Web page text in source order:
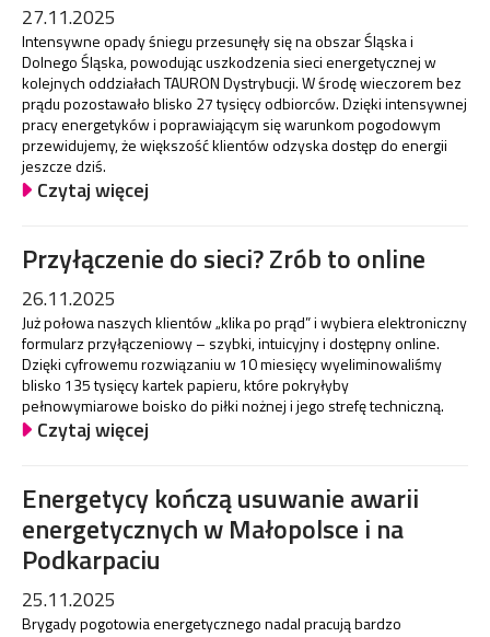
27.11.2025
Intensywne opady śniegu przesunęły się na obszar Śląska i
Dolnego Śląska, powodując uszkodzenia sieci energetycznej w
kolejnych oddziałach TAURON Dystrybucji. W środę wieczorem bez
prądu pozostawało blisko 27 tysięcy odbiorców. Dzięki intensywnej
pracy energetyków i poprawiającym się warunkom pogodowym
przewidujemy, że większość klientów odzyska dostęp do energii
jeszcze dziś.
Czytaj więcej
Przyłączenie do sieci? Zrób to online
26.11.2025
Już połowa naszych klientów „klika po prąd” i wybiera elektroniczny
formularz przyłączeniowy – szybki, intuicyjny i dostępny online.
Dzięki cyfrowemu rozwiązaniu w 10 miesięcy wyeliminowaliśmy
blisko 135 tysięcy kartek papieru, które pokryłyby
pełnowymiarowe boisko do piłki nożnej i jego strefę techniczną.
Czytaj więcej
Energetycy kończą usuwanie awarii
energetycznych w Małopolsce i na
Podkarpaciu
25.11.2025
Brygady pogotowia energetycznego nadal pracują bardzo